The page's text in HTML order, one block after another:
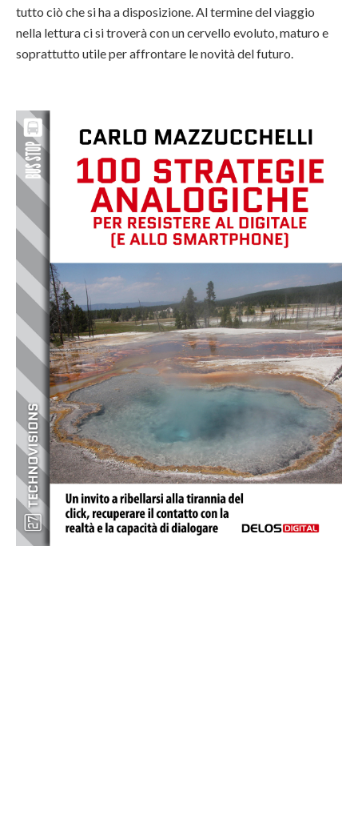
tutto ciò che si ha a disposizione. Al termine del viaggio
nella lettura ci si troverà con un cervello evoluto, maturo e
soprattutto utile per affrontare le novità del futuro.